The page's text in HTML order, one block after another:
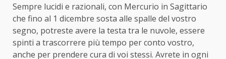
Sempre lucidi e razionali, con Mercurio in Sagittario
che fino al 1 dicembre sosta alle spalle del vostro
segno, potreste avere la testa tra le nuvole, essere
spinti a trascorrere più tempo per conto vostro,
anche per prendere cura di voi stessi. Avrete in ogni